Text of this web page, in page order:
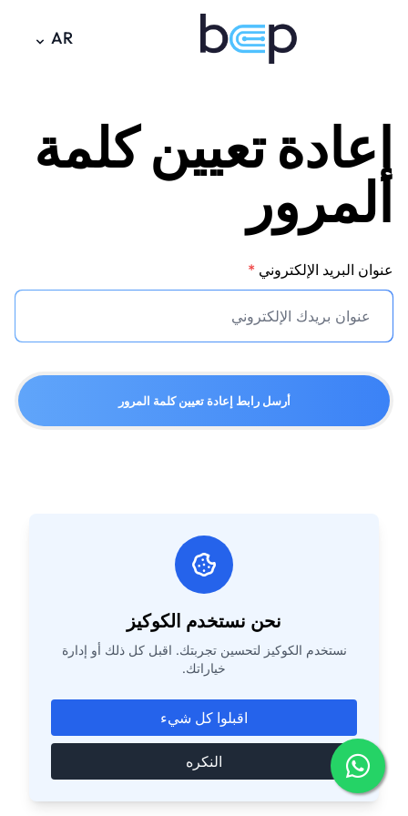
AR
إعادة تعيين كلمة
المرور
عنوان البريد الإلكتروني *
أرسل رابط إعادة تعيين كلمة المرور
نحن نستخدم الكوكيز
نستخدم الكوكيز لتحسين تجربتك. اقبل كل ذلك أو إدارة
خياراتك.
اقبلوا كل شيء
النكره